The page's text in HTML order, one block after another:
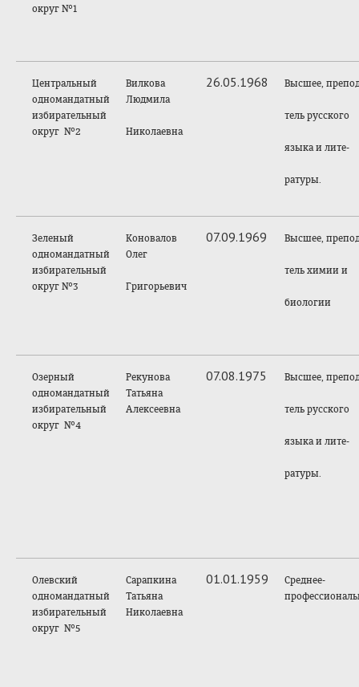
округ №1
Центральный
одномандатный
избирательный
округ №2
Вилкова
Людмила
Николаевна
26.05.1968 Высшее,
тель русского
языка и лите-
ратуры.
Зеленый
одномандатный
избирательный
округ №3
Коновалов
Олег
Григорьевич
07.09.1969 Высшее,
тель химии и
биологии
Озерный
одномандатный
избирательный
округ №4
Рекунова
Татьяна
Алексеевна
07.08.1975 Высшее,
тель русского
языка и лите-
ратуры.
Олевский
одномандатный
избирательный
округ №5
Сарапкина
Татьяна
Николаевна
01.01.1959
Среднее-